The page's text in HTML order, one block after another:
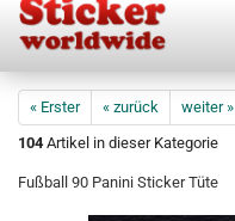
« Erster « zurück weiter »
104Artikel in dieser Kategorie
Fußball 90 Panini Sticker Tüte